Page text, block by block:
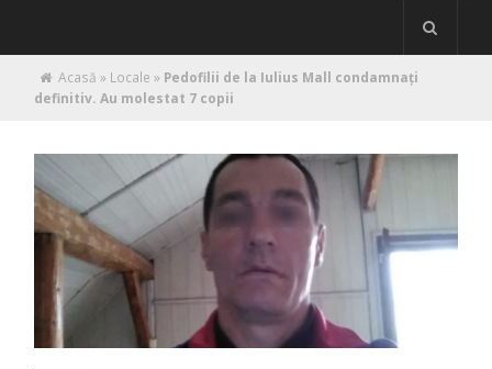
Acasă » Locale » Pedofilii de la Iulius Mall condamnați
definitiv. Au molestat 7 copii